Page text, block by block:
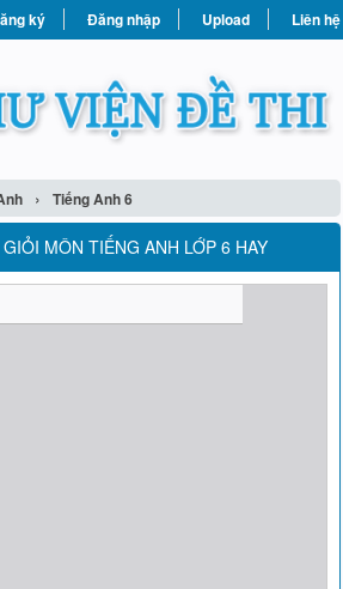
ký Đăng nhập Upload Liên hệ
› Tiếng Anh 6
MÔN TIẾNG ANH LỚP 6 HAY